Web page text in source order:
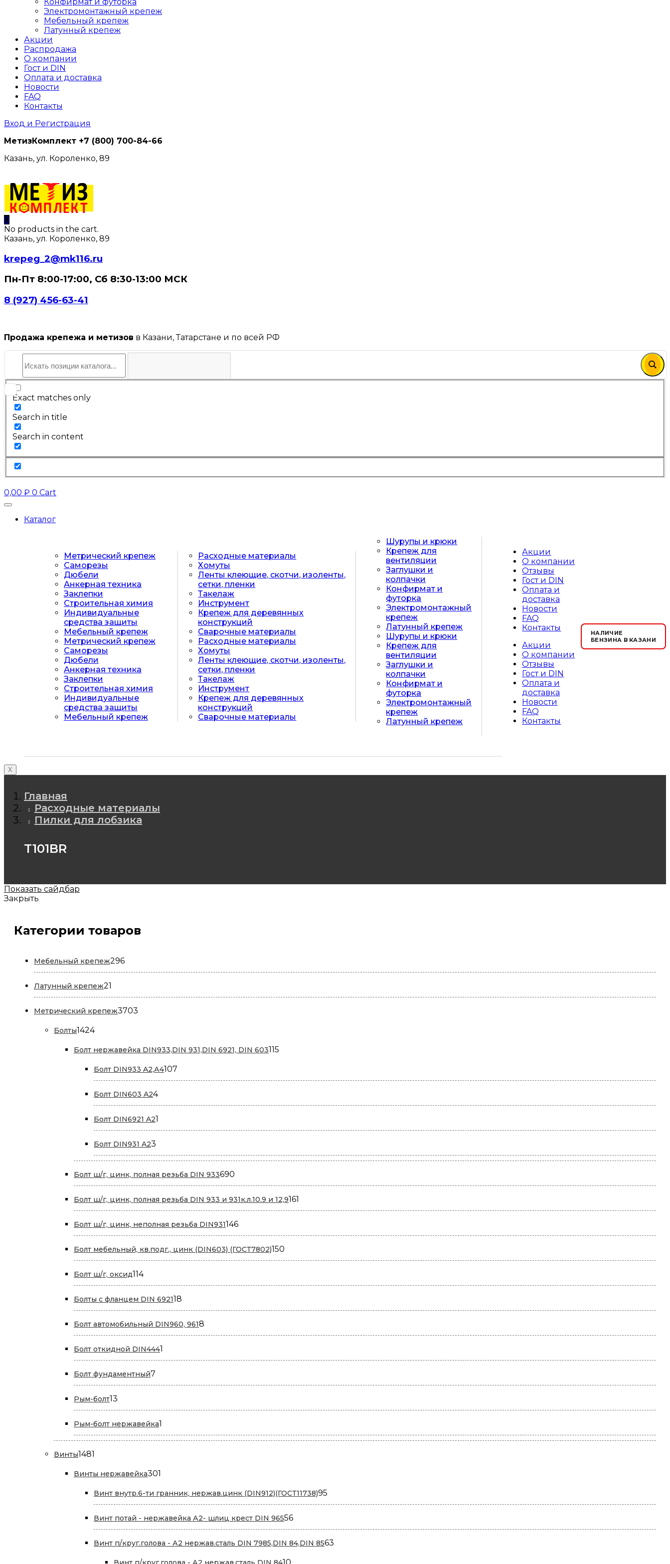
Электромонтажный крепеж
Мебельный крепеж
Латунный крепеж
Акции
Распродажа
О компании
Гост и DIN
Оплата и доставка
Новости
FAQ
Контакты
Вход и Регистрация
МетизКомплект +7 (800) 700-84-66
Казань, ул. Короленко, 89
0
No products in the cart.
Казань, ул. Короленко, 89
krepeg_2@mk116.ru
Пн-Пт 8:00-17:00, Сб 8:30-13:00 МСК
8 (927) 456-63-41
Продажа крепежа и метизов в Казани, Татарстане и по всей РФ
Exact matches only
Search in title
Search in content
0,00 ₽ 0 Cart
Каталог
Метрический крепеж
Саморезы
Дюбели
Анкерная техника
Заклепки
Строительная химия
Индивидуальные
средства защиты
Мебельный крепеж
Метрический крепеж
Саморезы
Дюбели
Анкерная техника
Заклепки
Строительная химия
Индивидуальные
средства защиты
Мебельный крепеж
Расходные материалы
Хомуты
Ленты клеющие, скотчи, изоленты,
сетки, пленки
Такелаж
Инструмент
Крепеж для деревянных
конструкций
Сварочные материалы
Расходные материалы
Хомуты
Ленты клеющие, скотчи, изоленты,
сетки, пленки
Такелаж
Инструмент
Крепеж для деревянных
конструкций
Сварочные материалы
Шурупы и крюки
Крепеж для
вентиляции
Заглушки и
колпачки
Конфирмат и
футорка
Электромонтажный
крепеж
Латунный крепеж
Шурупы и крюки
Крепеж для
вентиляции
Заглушки и
колпачки
Конфирмат и
футорка
Электромонтажный
крепеж
Латунный крепеж
X
Акции
О компании
Отзывы
Гост и DIN
Оплата и
доставка
Новости
FAQ
Контакты
Акции
О компании
Отзывы
Гост и DIN
Оплата и
доставка
Новости
FAQ
Контакты
НАЛИЧИЕ
БЕНЗИНА В КАЗАНИ
Главная
Расходные материалы
Пилки для лобзика
T101BR
Показать сайдбар
Закрыть
Категории товаров
Мебельный крепеж296296
товаров
Латунный крепеж21
товар
Метрический крепеж3703
Болты14241424
Болт нержавейка DIN933,DIN 931,DIN 6921, DIN 603115
Болт DIN933 A2,А4107
товаров
Болт DIN603 A244
товара
Болт DIN6921 A21
товар
Болт DIN931 A23
товара
Болт ш/г, цинк, полная резьба DIN 933690
товаров
Болт ш/г, цинк, полная резьба DIN 933 и 931к.л.10.9 и 12,9161
товар
Болт ш/г, цинк, неполная резьба DIN931146146
товаров
Болт мебельный, кв.подг., цинк (DIN603) (ГОСТ7802)150
товаров
Болт ш/г, оксид114114
товаров
Болты с фланцем DIN 692118
товаров
Болт автомобильный DIN960, 9618
товаров
Болт откидной DIN4441
товар
Болт фундаментный7
товаров
Рым-болт13
товаров
Рым-болт нержавейка1
товар
Винты1481
Винты нержавейка301
Винт внутр.6-ти гранник, нержав.цинк (DIN912)(ГОСТ11738)95
товаров
Винт потай - нержавейка А2- шлиц крест DIN 9655656
товаров
Винт п/круг.голова - А2 нержав.сталь DIN 7985,DIN 84,DIN 8563
10